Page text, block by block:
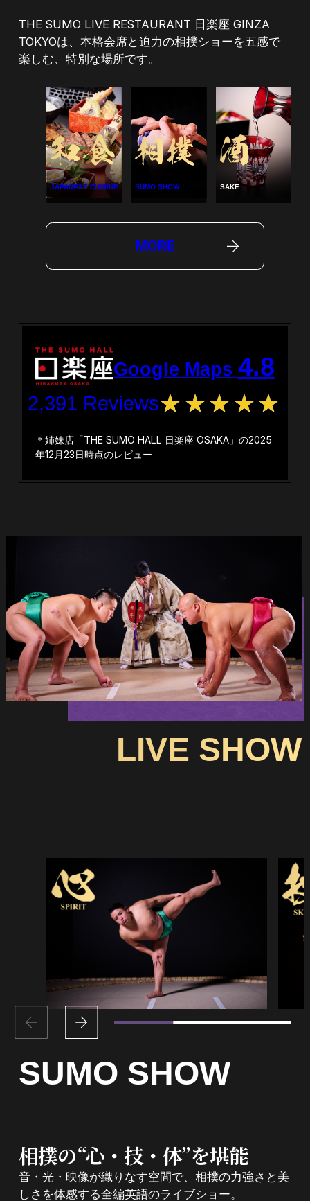
THE SUMO LIVE RESTAURANT 日楽座 GINZA
TOKYOは、本格会席と迫力の相撲ショーを五感で
楽しむ、特別な場所です。
JAPANESE CUISINE SUMO SHOW SAKE
MORE
Google Maps 4.8
2,391 Reviews
＊姉妹店「THE SUMO HALL 日楽座 OSAKA」の2025
年12月23日時点のレビュー
LIVE SHOW
SUMO SHOW
相撲の“心・技・体”を堪能
音・光・映像が織りなす空間で、相撲の力強さと美
しさを体感する全編英語のライブショー。